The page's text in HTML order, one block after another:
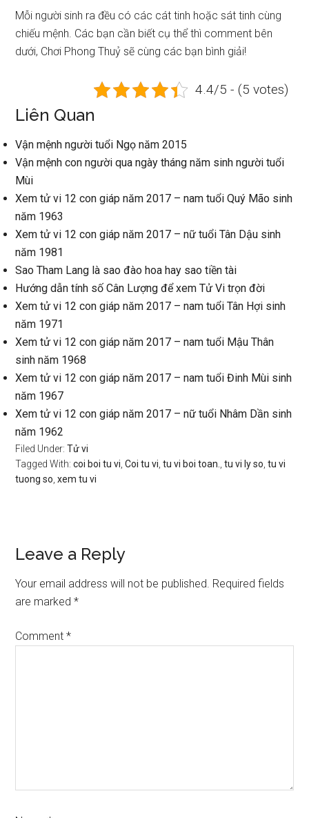
Mỗi người sinh ra đều có các cát tinh hoặc sát tinh cùng
chiếu mệnh. Các bạn cần biết cụ thể thì comment bên
dưới, Chơi Phong Thuỷ sẽ cùng các bạn bình giải!
4.4/5 - (5 votes)
Liên Quan
Vận mệnh người tuổi Ngọ năm 2015
Vận mệnh con người qua ngày tháng năm sinh người tuổi
Mùi
Xem tử vi 12 con giáp năm 2017 – nam tuổi Quý Mão sinh
năm 1963
Xem tử vi 12 con giáp năm 2017 – nữ tuổi Tân Dậu sinh
năm 1981
Sao Tham Lang là sao đào hoa hay sao tiền tài
Hướng dẫn tính số Cân Lượng để xem Tử Vi trọn đời
Xem tử vi 12 con giáp năm 2017 – nam tuổi Tân Hợi sinh
năm 1971
Xem tử vi 12 con giáp năm 2017 – nam tuổi Mậu Thân
sinh năm 1968
Xem tử vi 12 con giáp năm 2017 – nam tuổi Đinh Mùi sinh
năm 1967
Xem tử vi 12 con giáp năm 2017 – nữ tuổi Nhâm Dần sinh
năm 1962
Filed Under:Tử vi
Tagged With:coi boi tu vi ,Coi tu vi ,tu vi boi toan. ,tu vi ly so ,tu vi
tuong so ,xem tu vi
Reader
Interactions
Leave a Reply
Your email address will not be published. Required fields
are marked*
Comment*